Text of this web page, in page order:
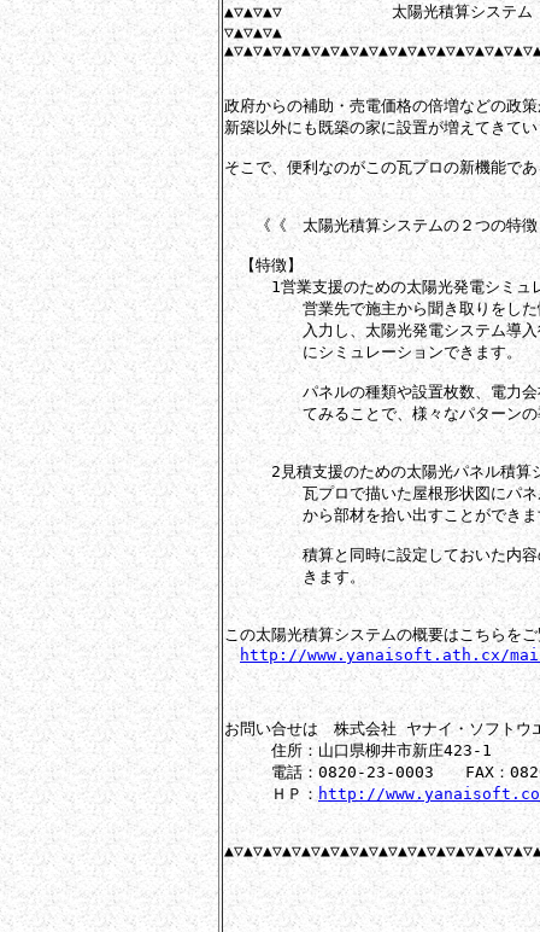
▲▽▲▽▲▽　　　　　　　太陽光積算システム
▽▲▽▲▽▲
政府からの補助・売電価格の倍増などの政
新築以外にも既築の家に設置が増えてきて
そこで、便利なのがこの瓦プロの新機能で
《《　太陽光積算システムの２つの特
【特徴】
1営業支援のための太陽光発電シミュ
営業先で施主から聞き取りをした情
入力し、太陽光発電システム導入後
にシミュレーションできます。
パネルの種類や設置枚数、電力会社
てみることで、様々なパターンの導
2見積支援のための太陽光パネル積算
瓦プロで描いた屋根形状図にパネル
から部材を拾い出すことができま
積算と同時に設定しておいた内容の
きます。
この太陽光積算システムの概要はこちらを
http://www.yanaisoft.ath.cx/
お問い合せは　株式会社 ヤナイ・ソフトウ
住所：山口県柳井市新庄423-1
電話：0820-23-0003　　FAX：
ＨＰ：http://